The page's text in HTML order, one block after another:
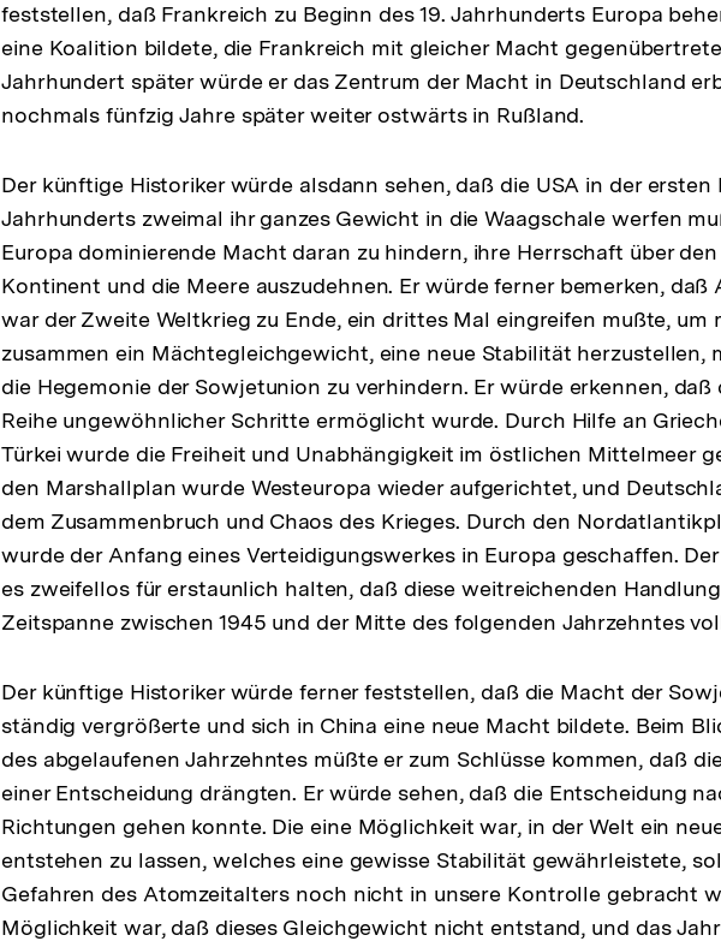
feststellen, daß Frankreich zu Beginn des 19. Jahrhunderts Europa
eine Koalition bildete, die Frankreich mit gleicher Macht
Jahrhundert später würde er das Zentrum der Macht in Deutschland
nochmals fünfzig Jahre später weiter ostwärts in Rußland.
Der künftige Historiker würde alsdann sehen, daß die USA in der ersten
Jahrhunderts zweimal ihr ganzes Gewicht in die Waagschale werfen
Europa dominierende Macht daran zu hindern, ihre Herrschaft über
Kontinent und die Meere auszudehnen. Er würde ferner bemerken, daß
war der Zweite Weltkrieg zu Ende, ein drittes Mal eingreifen mußte, um
zusammen ein Mächtegleichgewicht, eine neue Stabilität herzustellen,
die Hegemonie der Sowjetunion zu verhindern. Er würde erkennen, daß
Reihe ungewöhnlicher Schritte ermöglicht wurde. Durch Hilfe an
Türkei wurde die Freiheit und Unabhängigkeit im östlichen Mittelmeer
den Marshallplan wurde Westeuropa wieder aufgerichtet, und
dem Zusammenbruch und Chaos des Krieges. Durch den
wurde der Anfang eines Verteidigungswerkes in Europa geschaffen.
es zweifellos für erstaunlich halten, daß diese weitreichenden
Zeitspanne zwischen 1945 und der Mitte des folgenden Jahrzehntes
Der künftige Historiker würde ferner feststellen, daß die Macht der
ständig vergrößerte und sich in China eine neue Macht bildete. Beim
des abgelaufenen Jahrzehntes müßte er zum Schlüsse kommen, daß
einer Entscheidung drängten. Er würde sehen, daß die Entscheidung
Richtungen gehen konnte. Die eine Möglichkeit war, in der Welt ein
entstehen zu lassen, welches eine gewisse Stabilität gewährleistete,
Gefahren des Atomzeitalters noch nicht in unsere Kontrolle gebracht
Möglichkeit war, daß dieses Gleichgewicht nicht entstand, und das